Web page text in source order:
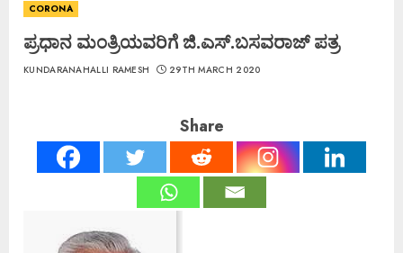
CORONA
ಪ್ರಧಾನ ಮಂತ್ರಿಯವರಿಗೆ ಜಿ.ಎಸ್.ಬಸವರಾಜ್ ಪತ್ರ
KUNDARANAHALLI RAMESH 29TH MARCH 2020
Share